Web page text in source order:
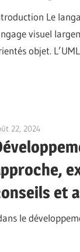
Le
visuel
objet. L’UML
22, 2024
et
le